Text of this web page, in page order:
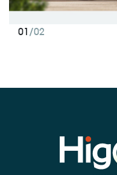
01 /02